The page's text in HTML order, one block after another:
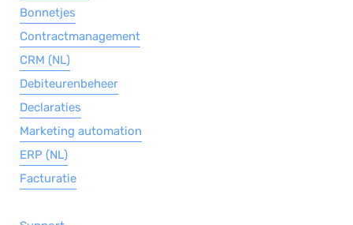
Bonnetjes
Contractmanagement
CRM (NL)
Debiteurenbeheer
Declaraties
Marketing automation
ERP (NL)
Facturatie